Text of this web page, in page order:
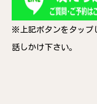
※上記ボタンをタップ
話しかけ下さい。